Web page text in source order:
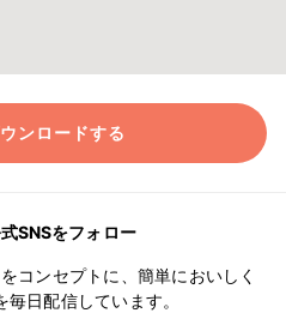
ンロードする
SNSをフォロー
コンセプトに、簡単においしく
日配信しています。